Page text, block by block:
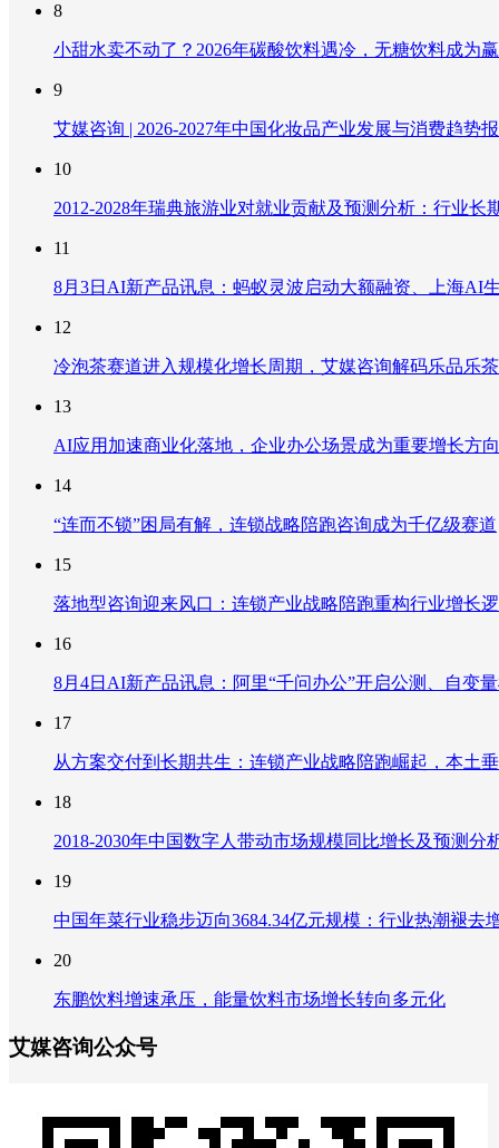
8
小甜水卖不动了？2026年碳酸饮料遇冷，无糖饮料成为
9
艾媒咨询 | 2026-2027年中国化妆品产业发展与消费趋势
10
2012-2028年瑞典旅游业对就业贡献及预测分析：行业
11
8月3日AI新产品讯息：蚂蚁灵波启动大额融资、上海AI
12
冷泡茶赛道进入规模化增长周期，艾媒咨询解码乐品乐
13
AI应用加速商业化落地，企业办公场景成为重要增长方向
14
“连而不锁”困局有解，连锁战略陪跑咨询成为千亿级赛道
15
落地型咨询迎来风口：连锁产业战略陪跑重构行业增
16
8月4日AI新产品讯息：阿里“千问办公”开启公测、自变
17
从方案交付到长期共生：连锁产业战略陪跑崛起，本土
18
2018-2030年中国数字人带动市场规模同比增长及预测
19
中国年菜行业稳步迈向3684.34亿元规模：行业热潮褪
20
东鹏饮料增速承压，能量饮料市场增长转向多元化
艾媒咨询公众号